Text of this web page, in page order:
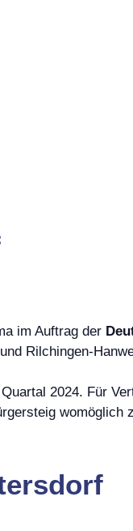
im Auftrag der
Rilchingen-
2024. Für
womöglich